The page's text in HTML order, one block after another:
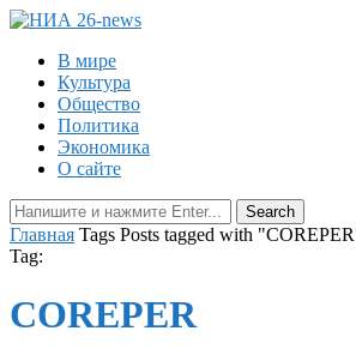
В мире
Культура
Общество
Политика
Экономика
О сайте
Главная Tags Posts tagged with
Tag:
COREPER